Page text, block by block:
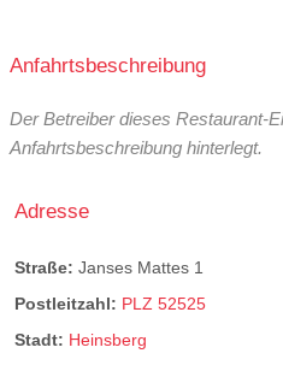
Anfahrtsbeschreibung
Der Betreiber dieses Restaurant-
Anfahrtsbeschreibung hinterlegt.
Adresse
Straße: Janses Mattes 1
Postleitzahl: PLZ 52525
Stadt: Heinsberg